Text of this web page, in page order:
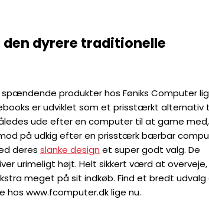
dyrere traditionelle
produkter hos Føniks Computer
er udviklet som et prisstærkt alternativ
ude efter en computer til at game
på udkig efter en prisstærk bærbar
deres slanke design et super godt valg. De
urimeligt højt. Helt sikkert værd at overveje,
meget på sit indkøb. Find et bredt udvalg
www.fcomputer.dk lige nu.